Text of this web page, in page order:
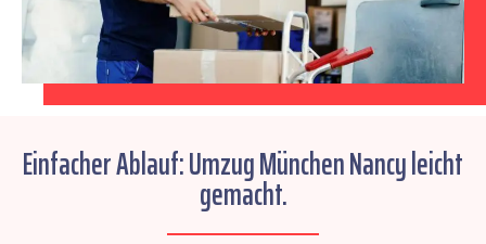
Einfacher Ablauf: Umzug München Nancy leicht
gemacht.